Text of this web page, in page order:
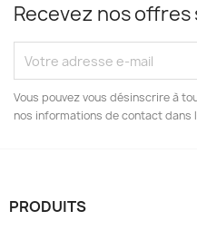
Recevez nos offres
Vous pouvez vous désinscrire à
nos informations de contact
PRODUITS